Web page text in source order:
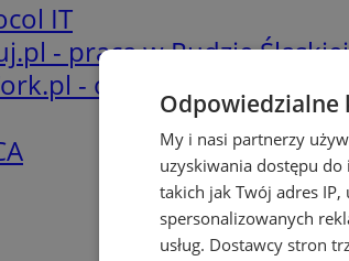
IT
- praca w Rudzie Śląskiej
- oferty pracy
Odpowiedzialne
My i nasi partnerzy
uzyskiwania dostępu
takich jak Twój adres
spersonalizowanych
usług. Dostawcy stron